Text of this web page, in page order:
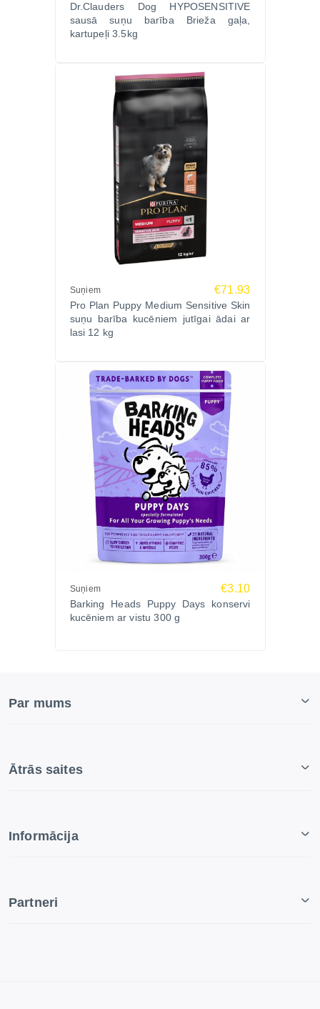
Dr.Clauders Dog HYPOSENSITIVE
sausā suņu barība Brieža gaļa,
kartupeļi 3.5kg
Suņiem €71.93
Pro Plan Puppy Medium Sensitive Skin
suņu barība kucēniem jutīgai ādai ar
lasi 12 kg
Suņiem €3.10
Barking Heads Puppy Days konservi
kucēniem ar vistu 300 g
Par mums
Ātrās saites
Informācija
Partneri